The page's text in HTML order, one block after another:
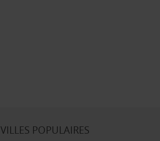
VILLES POPULAIRES